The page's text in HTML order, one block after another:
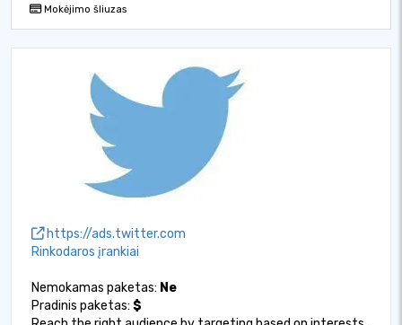
Mokėjimo šliuzas
https://ads.twitter.com
Rinkodaros įrankiai
Nemokamas paketas: Ne
Pradinis paketas: $